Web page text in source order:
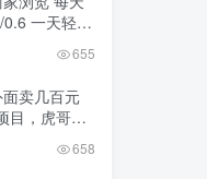
一天轻松
655
卖几百元
目，虎哥这
658